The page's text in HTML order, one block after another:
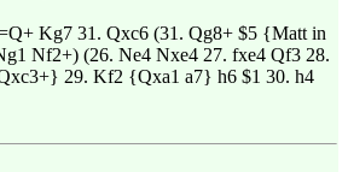
Kg7 31. Qxc6 (31. Qg8+ $5 {Matt in
Nf2+) (26. Ne4 Nxe4 27. fxe4 Qf3 28.
29. Kf2 {Qxa1 a7} h6 $1 30. h4